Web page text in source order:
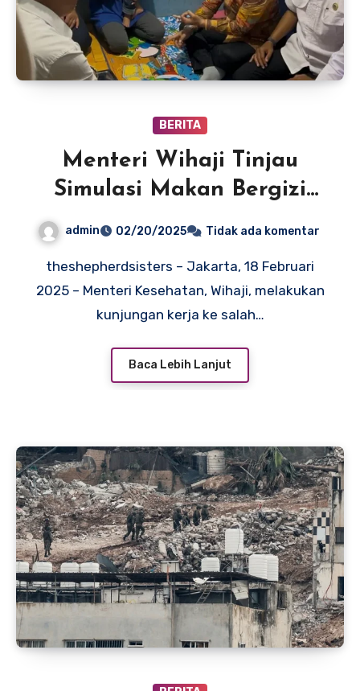
BERITA
Menteri Wihaji Tinjau
Simulasi Makan Bergizi
Gratis untuk Bumil-Balita
admin 02/20/2025 Tidak ada komentar
theshepherdsisters – Jakarta, 18 Februari
2025 – Menteri Kesehatan, Wihaji, melakukan
kunjungan kerja ke salah…
Baca Lebih Lanjut